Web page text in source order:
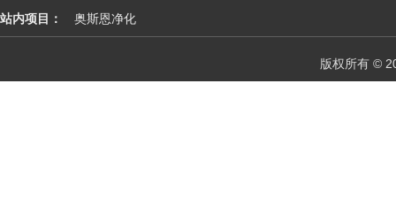
站内项目： 奥斯恩净化
版权所有 ©